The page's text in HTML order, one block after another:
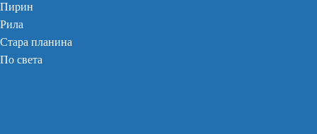
Пирин
Рила
Стара планина
По света